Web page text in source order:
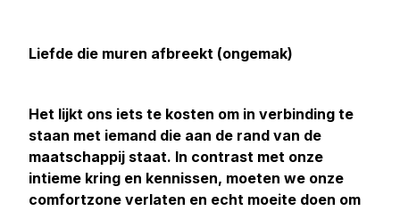
Liefde die muren afbreekt (ongemak)
Het lijkt ons iets te kosten om in verbinding te
staan met iemand die aan de rand van de
maatschappij staat. In contrast met onze
intieme kring en kennissen, moeten we onze
comfortzone verlaten en echt moeite doen om